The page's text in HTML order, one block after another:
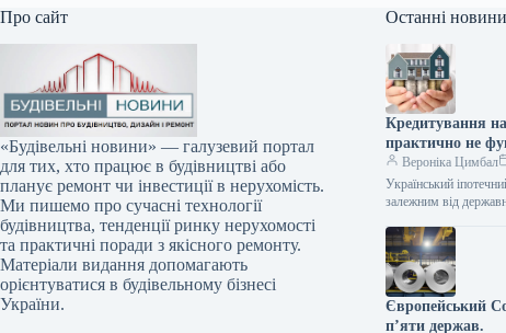
Про сайт
«Будівельні новини» — галузевий портал
для тих, хто працює в будівництві або
планує ремонт чи інвестиції в нерухомість.
Ми пишемо про сучасні технології
будівництва, тенденції ринку нерухомості
та практичні поради з якісного ремонту.
Матеріали видання допомагають
орієнтуватися в будівельному бізнесі
України.
Останні новини
Кредитування
практично не
Вероніка Цимбал
Український
залежним від
Європейський
п’яти держав.